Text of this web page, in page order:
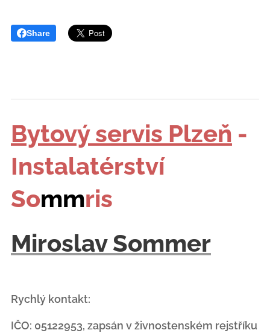
Share
Bytový servis Plzeň -
Instalatérství
Sommris
Miroslav Sommer
Rychlý kontakt:
IČO: 05122953, zapsán v živnostenském rejstříku